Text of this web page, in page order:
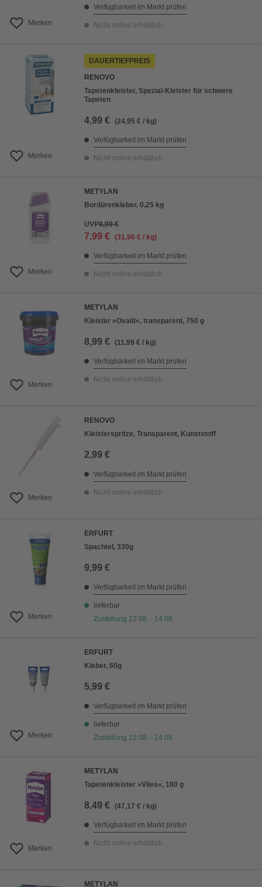
Merken
Verfügbarkeit im Markt prüfen
Nicht online erhältlich
Merken
DAUERTIEFPREIS
RENOVO
Tapetenkleister, Spezial-Kleister für schwere
Tapeten
4,99 € (24,95 € / kg)
Verfügbarkeit im Markt prüfen
Nicht online erhältlich
Merken
METYLAN
Bordürenkleber, 0,25 kg
UVP8,99 €
7,99 € (31,96 € / kg)
Verfügbarkeit im Markt prüfen
Nicht online erhältlich
Merken
METYLAN
Kleister »Ovalit«, transparent, 750 g
8,99 € (11,99 € / kg)
Verfügbarkeit im Markt prüfen
Nicht online erhältlich
Merken
RENOVO
Kleisterspritze, Transparent, Kunststoff
2,99 €
Verfügbarkeit im Markt prüfen
Nicht online erhältlich
Merken
ERFURT
Spachtel, 330g
9,99 €
Verfügbarkeit im Markt prüfen
lieferbar
Zustellung 12.08. - 14.08.
Merken
ERFURT
Kleber, 60g
5,99 €
Verfügbarkeit im Markt prüfen
lieferbar
Zustellung 12.08. - 14.08.
Merken
METYLAN
Tapetenkleister »Vlies«, 180 g
8,49 € (47,17 € / kg)
Verfügbarkeit im Markt prüfen
Nicht online erhältlich
METYLAN